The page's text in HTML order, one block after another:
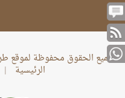
جميع الحقوق محفوظة لموقع طريق
الرئيسية |